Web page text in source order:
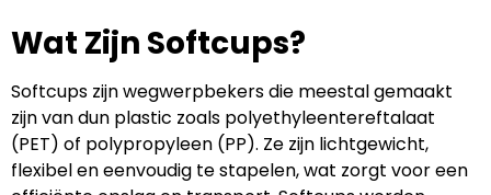
Wat Zijn Softcups?
Softcups zijn wegwerpbekers die meestal gemaakt
zijn van dun plastic zoals polyethyleentereftalaat
(PET) of polypropyleen (PP). Ze zijn lichtgewicht,
flexibel en eenvoudig te stapelen, wat zorgt voor een